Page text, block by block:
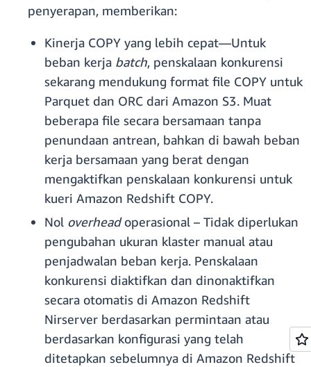
penyerapan, memberikan:
Kinerja COPY yang lebih cepat—Untuk
beban kerja batch, penskalaan konkurensi
sekarang mendukung format file COPY untuk
Parquet dan ORC dari Amazon S3. Muat
beberapa file secara bersamaan tanpa
penundaan antrean, bahkan di bawah beban
kerja bersamaan yang berat dengan
mengaktifkan penskalaan konkurensi untuk
kueri Amazon Redshift COPY.
Nol overheadoperasional – Tidak diperlukan
pengubahan ukuran klaster manual atau
penjadwalan beban kerja. Penskalaan
konkurensi diaktifkan dan dinonaktifkan
secara otomatis di Amazon Redshift
Nirserver berdasarkan permintaan atau
berdasarkan konfigurasi yang telah
ditetapkan sebelumnya di Amazon Redshift